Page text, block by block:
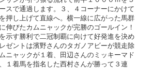
スで通過します。３、４コーナーにかけて
押し上げて直線へ。横一線に広がった馬群
伸びたカムニャックが完勝のゴールイン！
示す勝利で二冠制覇に向けて好発進を決め
ゼントは濱野さんのタガノアビーが競走除
ニャックが１着、田辺さんのミッキーマド
１着馬を指名した西村さんが勝って３連